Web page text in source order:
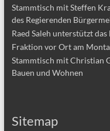
Stammtisch mit Steffen
des Regierenden
Raed Saleh unterstützt
Fraktion vor Ort am
Stammtisch mit Christian
Bauen und Wohnen
Sitemap